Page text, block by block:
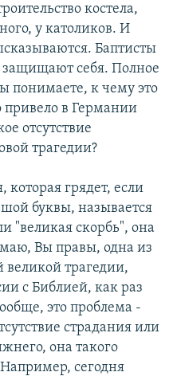
костела,
у католиков. И
Баптисты
себя. Полное
понимаете, к чему это
привело в Германии
отсутствие
трагедии?
которая грядет, если
буквы, называется
"великая скорбь", она
Вы правы, одна из
великой трагедии,
с Библией, как раз
это проблема -
страдания или
она такого
сегодня